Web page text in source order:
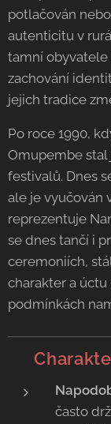
potlačován
autenticitu v
tamní
zachování
jejich tradice
Po roce 1990,
Omupembe
festivalů. Dnes
ale je vyučován
reprezentuje
se dnes tančí i
ceremoniích,
charakter a
podmínkách
💃
často